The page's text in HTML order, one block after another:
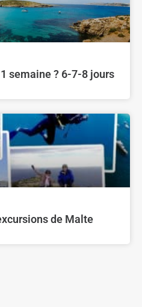
semaine ? 6-7-8 jours
de Malte